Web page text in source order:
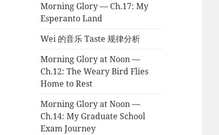
Morning Glory — Ch.17: My
Esperanto Land
Wei 的音乐 Taste 规律分析
Morning Glory at Noon —
Ch.12: The Weary Bird Flies
Home to Rest
Morning Glory at Noon —
Ch.14: My Graduate School
Exam Journey